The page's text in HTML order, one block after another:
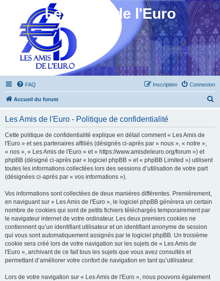
Les Amis de l'Euro
FAQ Connexion
Inscription
Accueil du forum
Les Amis de l'Euro - Politique de confidentialité
Cette politique de confidentialité explique en détail comment « Les Amis de
l'Euro » et ses partenaires affiliés (désignés ci-après par « nous », « notre »,
« nos », « Les Amis de l'Euro » et « https://www.amisdeleuro.org/forum ») et
phpBB (désigné ci-après par « logiciel phpBB » et « phpBB Limited ») utilisent
toutes les informations collectées lors des sessions d’utilisation de votre part
(désignées ci-après par « vos informations »).
Vos informations sont collectées de deux manières différentes. Premièrement,
en naviguant sur « Les Amis de l'Euro », le logiciel phpBB génèrera un certain
nombre de cookies qui sont de petits fichiers téléchargés temporairement par
le navigateur internet de votre ordinateur. Les deux premiers cookies ne
contiennent qu’un identifiant utilisateur et un identifiant anonyme de session
qui vous sont automatiquement assignés par le logiciel phpBB. Un troisième
cookie sera créé lors de votre navigation sur les sujets de « Les Amis de
l'Euro », archivant de ce fait tous les sujets que vous avez consultés et
permettant d’améliorer votre confort de navigation en tant qu’utilisateur.
Lors de votre navigation sur « Les Amis de l'Euro », nous pouvons également